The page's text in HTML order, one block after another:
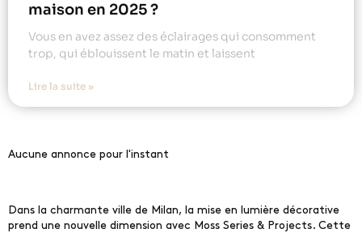
maison en 2025 ?
Vous en avez assez des éclairages qui consomment
trop, qui éblouissent le matin et laissent
Lire la suite »
Aucune annonce pour l'instant
Dans la charmante ville de Milan, la mise en lumière décorative
prend une nouvelle dimension avec Moss Series & Projects. Cette